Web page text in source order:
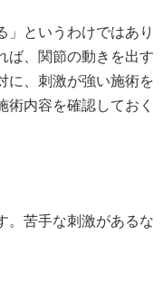
」というわけではあり
ば、関節の動きを出す
に、刺激が強い施術を
内容を確認しておく
。苦手な刺激があるな